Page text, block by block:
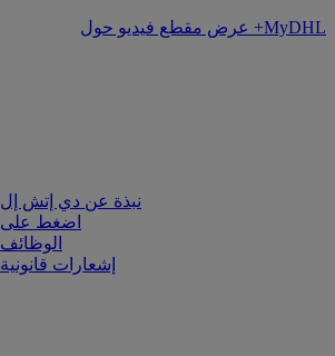
عرض مقطع فيديو حول +MyDHL
نبذة عن دي إتش إل
اضغط على
الوظائف
إشعارات قانونية